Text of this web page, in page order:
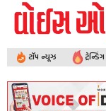
ટૉપ ન્યૂઝ ટ્રેન્ડિંગ